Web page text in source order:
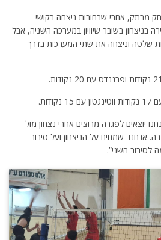
מרתק, אחרי שרחובות ניצחה בקושי
בניצחון בשובר שיוויון במערכה השניה, אבל
שלטה וניצחה את שתי המערכות בדרך
יוצאים לפגרה מרוצים אחרי נצחון מול
אנחנו שמחים על הניצחון ועל סיבוב
לסיבוב השני”.